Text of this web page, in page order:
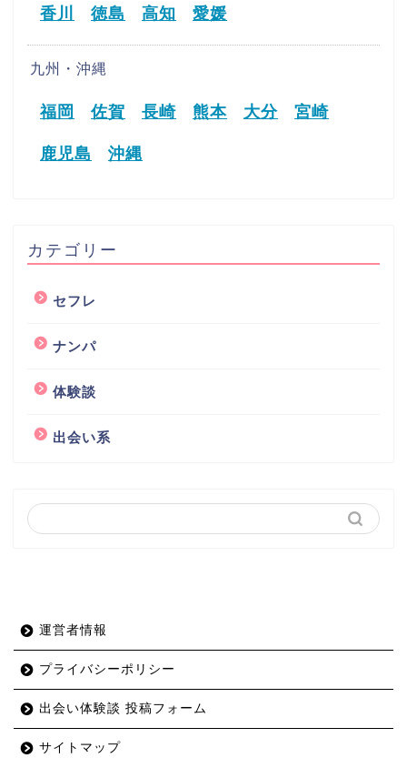
香川 徳島 高知 愛媛
九州・沖縄
福岡 佐賀 長崎 熊本 大分 宮崎
鹿児島 沖縄
カテゴリー
セフレ
ナンパ
体験談
出会い系
運営者情報
プライバシーポリシー
出会い体験談 投稿フォーム
サイトマップ